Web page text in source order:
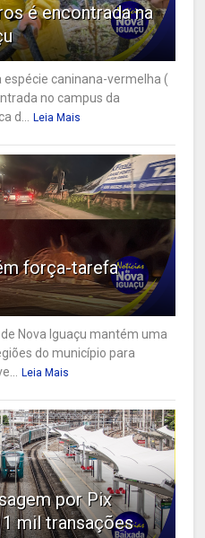
é encontrada na
espécie caninana-vermelha (
no campus da
d...
Leia Mais
força-tarefa
Nova Iguaçu mantém uma
do município para
Leia Mais
por Pix
mil transações